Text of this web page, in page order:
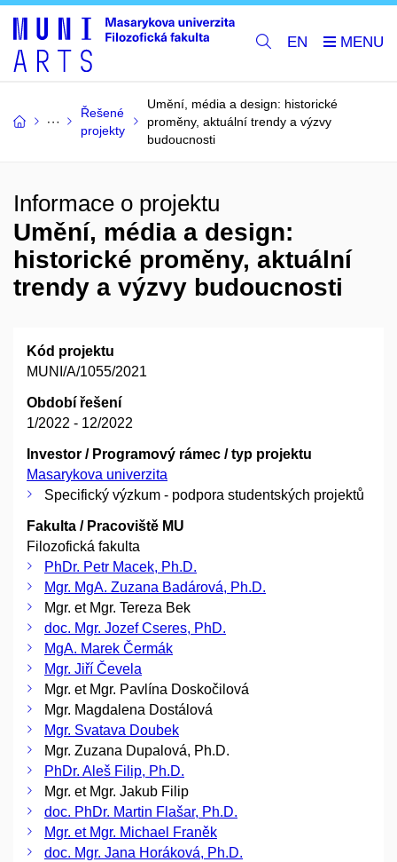
EN
Řešené
projekty
Umění, média a design: historické
proměny, aktuální trendy a výzvy
budoucnosti
Informace o projektu
Umění, média a design:
historické proměny, aktuální
trendy a výzvy budoucnosti
Kód projektu
MUNI/A/1055/2021
Období řešení
1/2022 - 12/2022
Investor / Programový rámec / typ projektu
Masarykova univerzita
Specifický výzkum - podpora studentských projektů
Fakulta / Pracoviště MU
Filozofická fakulta
PhDr. Petr Macek, Ph.D.
Mgr. MgA. Zuzana Badárová, Ph.D.
Mgr. et Mgr. Tereza Bek
doc. Mgr. Jozef Cseres, PhD.
MgA. Marek Čermák
Mgr. Jiří Čevela
Mgr. et Mgr. Pavlína Doskočilová
Mgr. Magdalena Dostálová
Mgr. Svatava Doubek
Mgr. Zuzana Dupalová, Ph.D.
PhDr. Aleš Filip, Ph.D.
Mgr. et Mgr. Jakub Filip
doc. PhDr. Martin Flašar, Ph.D.
Mgr. et Mgr. Michael Franěk
doc. Mgr. Jana Horáková, Ph.D.